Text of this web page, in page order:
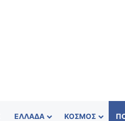
ΕΛΛΆΔΑ ΚΌΣΜΟΣ